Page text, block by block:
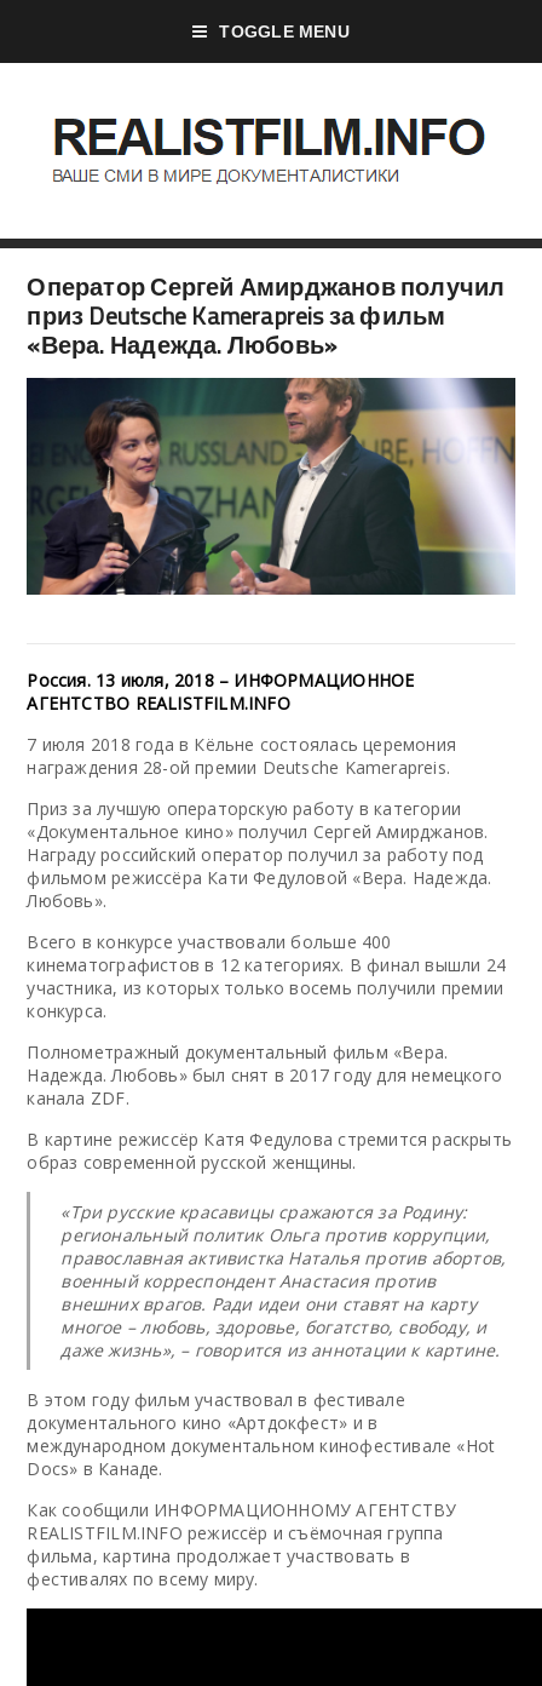
TOGGLE MENU
Оператор Сергей Амирджанов получил
приз Deutsche Kamerapreis за фильм
«Вера. Надежда. Любовь»
Россия. 13 июля, 2018 – ИНФОРМАЦИОННОЕ
АГЕНТСТВО REALISTFILM.INFO
7 июля 2018 года в Кёльне состоялась церемония
награждения 28-ой премии Deutsche Kamerapreis.
Приз за лучшую операторскую работу в категории
«Документальное кино» получил Сергей Амирджанов.
Награду российский оператор получил за работу под
фильмом режиссёра Кати Федуловой «Вера. Надежда.
Любовь».
Всего в конкурсе участвовали больше 400
кинематографистов в 12 категориях. В финал вышли 24
участника, из которых только восемь получили премии
конкурса.
Полнометражный документальный фильм «Вера.
Надежда. Любовь» был снят в 2017 году для немецкого
канала ZDF.
В картине режиссёр Катя Федулова стремится раскрыть
образ современной русской женщины.
«Три русские красавицы сражаются за Родину:
региональный политик Ольга против коррупции,
православная активистка Наталья против абортов,
военный корреспондент Анастасия против
внешних врагов. Ради идеи они ставят на карту
многое – любовь, здоровье, богатство, свободу, и
даже жизнь», – говорится из аннотации к картине.
В этом году фильм участвовал в фестивале
документального кино «Артдокфест» и в
международном документальном кинофестивале «Hot
Docs» в Канаде.
Как сообщили ИНФОРМАЦИОННОМУ АГЕНТСТВУ
REALISTFILM.INFO режиссёр и съёмочная группа
фильма, картина продолжает участвовать в
фестивалях по всему миру.